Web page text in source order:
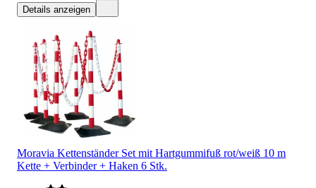
Details anzeigen
Moravia Kettenständer Set mit Hartgummifuß rot/weiß 10 m
Kette + Verbinder + Haken 6 Stk.